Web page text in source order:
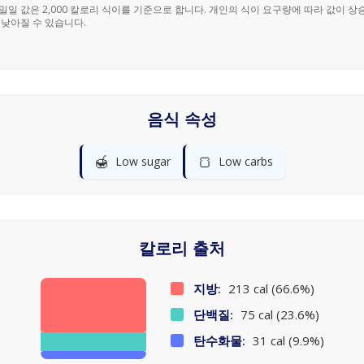
일 값은 2,000 칼로리 식이를 기준으로 합니다. 개인의 식이 요구량에 따라 값이 상
아질 수 있습니다.
음식 속성
🍯 Low sugar 🍞 Low carbs
칼로리 출처
지방: 213 cal (66.6%)
단백질: 75 cal (23.6%)
탄수화물: 31 cal (9.9%)